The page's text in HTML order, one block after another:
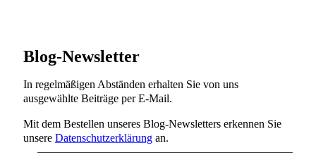
Blog-Newsletter
In regelmäßigen Abständen erhalten Sie von uns
ausgewählte Beiträge per E-Mail.
Mit dem Bestellen unseres Blog-Newsletters erkennen Sie
unsere Datenschutzerklärung an.